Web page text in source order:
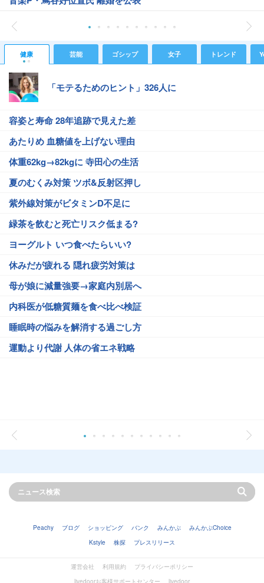
健康 芸能 ゴシップ 女子 トレンド
「モテるためのヒント」326人に
容姿と寿命 28年追跡で見えた差
あたりめ 血糖値を上げない理由
体重62kg→82kgに 寺田心の生活
夏のむくみ対策 ツボ&反射区押し
紫外線対策がビタミンD不足に
緑茶を飲むと死亡リスク低まる?
ヨーグルト いつ食べたらいい?
休みだが疲れる 隠れ疲労対策は
母が娘に減量強要→家庭内別居へ
内科医が低糖質麺を食べ比べ検証
睡眠時の悩みを解消する過ごし方
運動より代謝 人体の省エネ戦略
Peachy ブログ ショッピング バンク みんかぶ
みんかぶChoice
Kstyle
株探 プレスリリース
運営会社 利用規約
プライバシーポリシー
livedoorお客様サポートセンター
livedoor